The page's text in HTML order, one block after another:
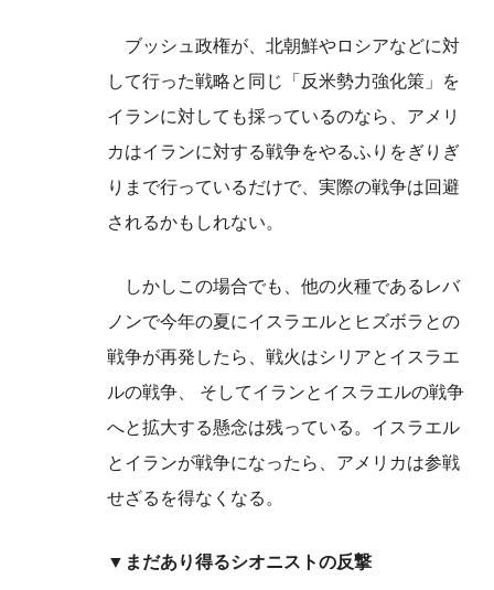
ブッシュ政権が、北朝鮮やロシアなどに対
して行った戦略と同じ「反米勢力強化策」を
イランに対しても採っているのなら、アメリ
カはイランに対する戦争をやるふりをぎりぎ
りまで行っているだけで、実際の戦争は回避
されるかもしれない。
しかしこの場合でも、他の火種であるレバ
ノンで今年の夏にイスラエルとヒズボラとの
戦争が再発したら、戦火はシリアとイスラエ
ルの戦争、 そしてイランとイスラエルの戦争
へと拡大する懸念は残っている。イスラエル
とイランが戦争になったら、アメリカは参戦
せざるを得なくなる。
▼まだあり得るシオニストの反撃